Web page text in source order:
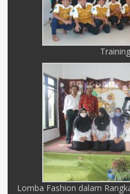
Lomba Fashion dalam